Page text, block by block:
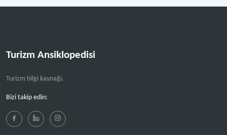
Turizm Ansiklopedisi
Turizm bilgi kaynağı.
Bizi takip edin: